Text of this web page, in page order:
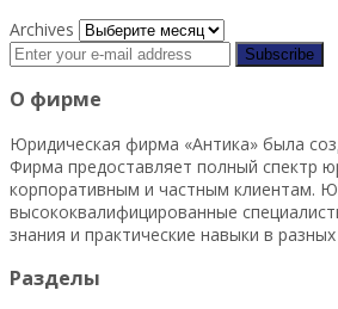
Archives
О фирме
Юридическая фирма «Антика» была
Фирма предоставляет полный спектр
корпоративным и частным клиентам.
высококвалифицированные
знания и практические навыки в
Разделы